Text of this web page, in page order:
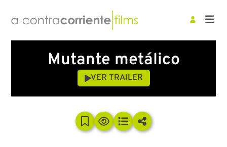
Mutante metálico
VER TRAILER